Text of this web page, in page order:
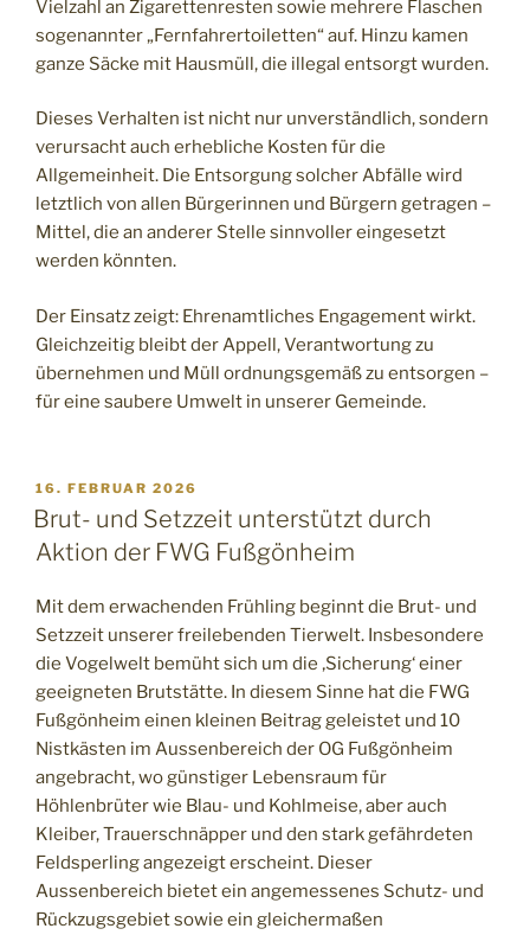
Vielzahl an Zigarettenresten sowie mehrere Flaschen
sogenannter „Fernfahrertoiletten“ auf. Hinzu kamen
ganze Säcke mit Hausmüll, die illegal entsorgt wurden.
Dieses Verhalten ist nicht nur unverständlich, sondern
verursacht auch erhebliche Kosten für die
Allgemeinheit. Die Entsorgung solcher Abfälle wird
letztlich von allen Bürgerinnen und Bürgern getragen –
Mittel, die an anderer Stelle sinnvoller eingesetzt
werden könnten.
Der Einsatz zeigt: Ehrenamtliches Engagement wirkt.
Gleichzeitig bleibt der Appell, Verantwortung zu
übernehmen und Müll ordnungsgemäß zu entsorgen –
für eine saubere Umwelt in unserer Gemeinde.
16. FEBRUAR 2026
Brut- und Setzzeit unterstützt durch
Aktion der FWG Fußgönheim
Mit dem erwachenden Frühling beginnt die Brut- und
Setzzeit unserer freilebenden Tierwelt. Insbesondere
die Vogelwelt bemüht sich um die ‚Sicherung‘ einer
geeigneten Brutstätte. In diesem Sinne hat die FWG
Fußgönheim einen kleinen Beitrag geleistet und 10
Nistkästen im Aussenbereich der OG Fußgönheim
angebracht, wo günstiger Lebensraum für
Höhlenbrüter wie Blau- und Kohlmeise, aber auch
Kleiber, Trauerschnäpper und den stark gefährdeten
Feldsperling angezeigt erscheint. Dieser
Aussenbereich bietet ein angemessenes Schutz- und
Rückzugsgebiet sowie ein gleichermaßen